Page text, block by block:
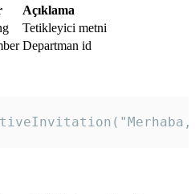
Açıklama
Tetikleyici metni
Departman id